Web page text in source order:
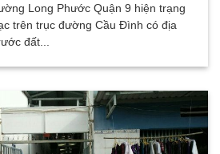
Long Phước Quận 9 hiện trạng
trên trục đường Cầu Đình có địa
đất...